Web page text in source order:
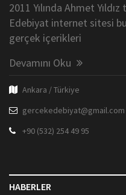
2011 Yılında Ahmet
Edebiyat internet sitesi
gerçek içerikleri
Devamını Oku
Ankara / Türkiye
gercekedebiyat@gmail.com
+90 (532) 254 49 95
HABERLER